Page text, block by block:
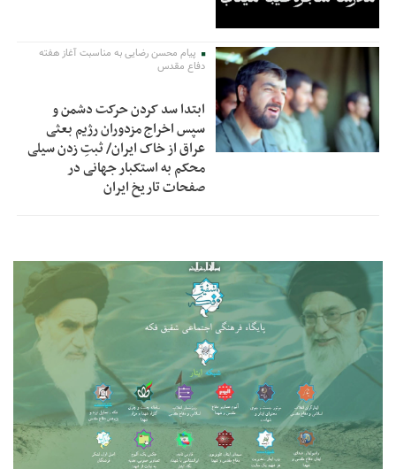
پیام محسن رضایی به مناسبت آغاز هفته
دفاع مقدس
ابتدا سد کردن حرکت دشمن و
سپس اخراج مزدوران رژیم بعثی
عراق از خاک ایران/ ثبتِ زدن سیلی
محکم به استکبار جهانی در
صفحات تاریخ ایران